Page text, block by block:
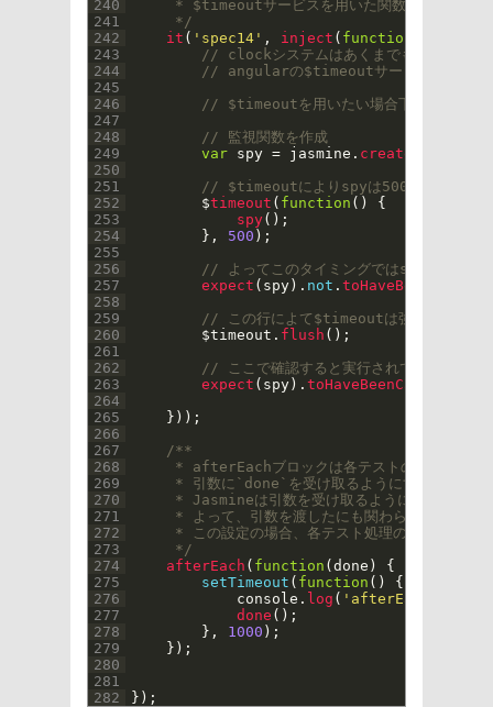
240
241
242
243
244
245
246
247
248
249
250
251
252
253
254
255
256
257
258
259
260
261
262
263
264
265
266
267
268
269
270
271
272
273
274
275
276
277
278
279
280
281
282
* $timeoutサービスを用いた関数の遅延実行を
*/
it ( 'spec14' , inject ( function
// clockシステムはあくまでも
// angularの$timeoutサービスを通すと
// $timeoutを用いたい場合下記のように
// 監視関数を作成
var spy = jasmine . createSpy
// $timeoutによりspyは500ms後に呼ば
$timeout ( function ( )
{
spy( ) ;
} , 500 ) ;
// よってこのタイミングではspyはまだ呼
expect ( spy ) . not . toHaveBeenCalled
// この行によて$timeoutは強制的に待機
$timeout . flush ( ) ;
// ここで確認すると実行されている
expect ( spy ) . toHaveBeenCalled
} ) ) ;
/**
* afterEachブロックは各テストの後に毎回実行
* 引数に`done`を受け取るようにすることで、
* Jasmineは引数を受け取るようにすると、処理
* よって、引数を渡したにも関わらずいつまでも
* この設定の場合、各テスト処理の後1000ms待機
*/
afterEach ( function ( done )
{
setTimeout ( function ( )
{
console . log ( 'afterEach'
done ( ) ;
} , 1000 ) ;
} ) ;
} ) ;